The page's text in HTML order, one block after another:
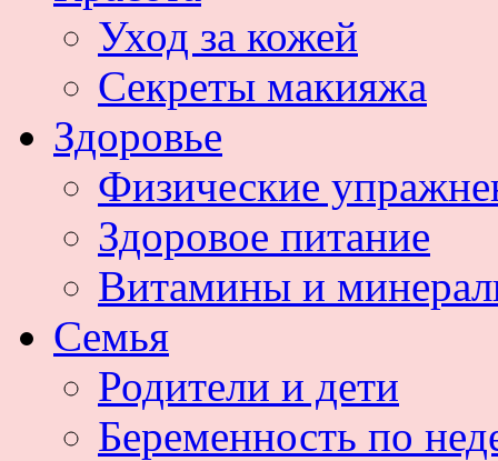
Уход за кожей
Секреты макияжа
Здоровье
Физические
Здоровое питание
Витамины и
Семья
Родители и дети
Беременность по